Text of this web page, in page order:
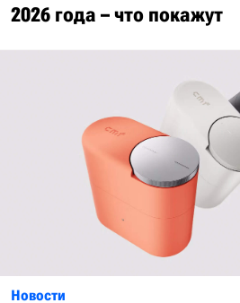
2026 года – что покажут
Новости